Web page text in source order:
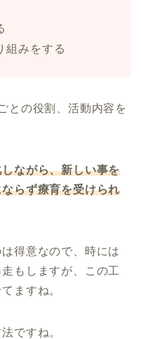
組みをする
との役割、活動内容を
ながら、新しい事を
らず療育を受けられ
得意なので、時には
もしますが、この工
ますね。
ですね。